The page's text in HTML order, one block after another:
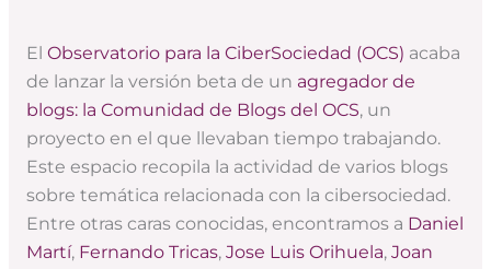
El Observatorio para la CiberSociedad (OCS) acaba
de lanzar la versión beta de un agregador de
blogs: la Comunidad de Blogs del OCS, un
proyecto en el que llevaban tiempo trabajando.
Este espacio recopila la actividad de varios blogs
sobre temática relacionada con la cibersociedad.
Entre otras caras conocidas, encontramos a Daniel
Martí, Fernando Tricas, Jose Luis Orihuela, Joan